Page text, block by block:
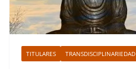
TITULARES TRANSDISCIPLINARIEDAD